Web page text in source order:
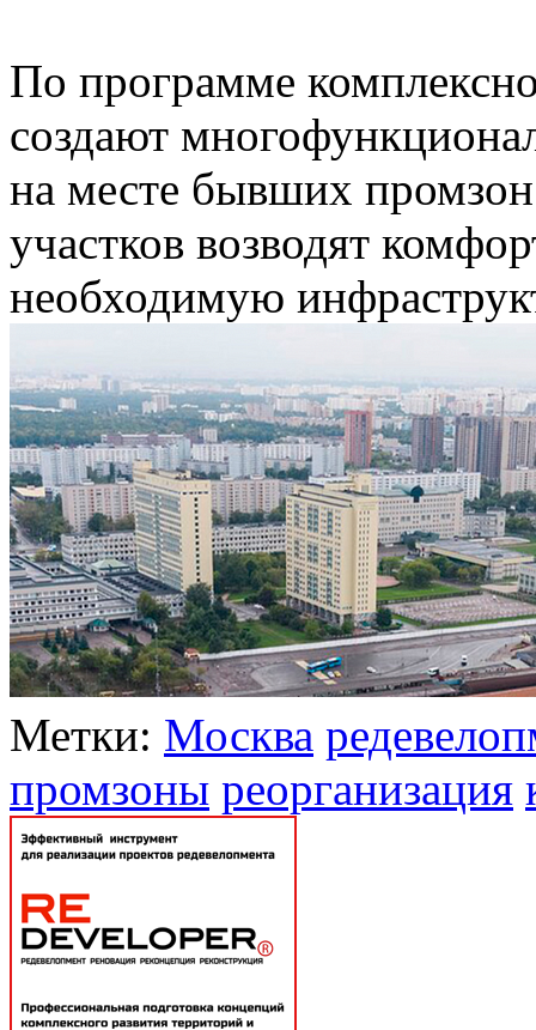
По программе
создают
на месте бывших
участков возводят
необходимую
Метки: Москва
промзоны реорганизация